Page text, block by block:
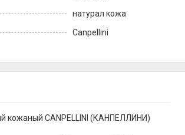
натурал кожа
Canpellini
кожаный CANPELLINI (КАНПЕЛЛИНИ)